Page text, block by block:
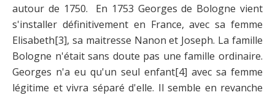
autour de 1750. En 1753 Georges de Bologne vient
s'installer définitivement en France, avec sa femme
Elisabeth[3], sa maitresse Nanon et Joseph. La famille
Bologne n'était sans doute pas une famille ordinaire.
Georges n'a eu qu'un seul enfant[4] avec sa femme
légitime et vivra séparé d'elle. Il semble en revanche